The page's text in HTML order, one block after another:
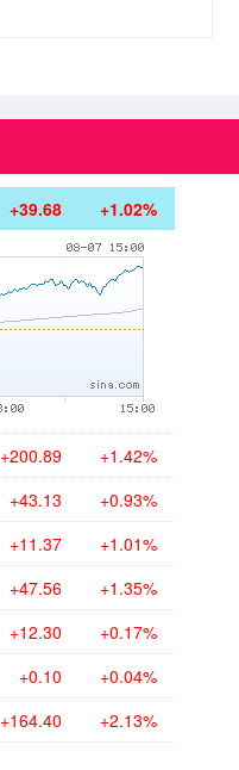
+39.68 +1.02%
+200.89 +1.42%
+43.13 +0.93%
+11.37 +1.01%
+47.56 +1.35%
+12.30 +0.17%
+0.10 +0.04%
+164.40 +2.13%